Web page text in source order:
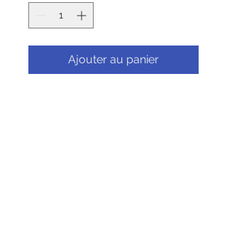
Ajouter au panier